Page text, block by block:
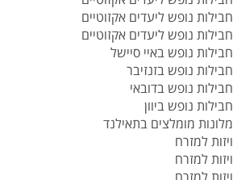
חבילות נופש ליעדים אקזוטיים
חבילות נופש ליעדים אקזוטיים
חבילות נופש באיי סיישל
חבילות נופש בזנזיבר
חבילות נופש בדובאי
חבילות נופש ביוון
מלונות מומלצים בתאילנד
ויזות למזרח
ויזות למזרח